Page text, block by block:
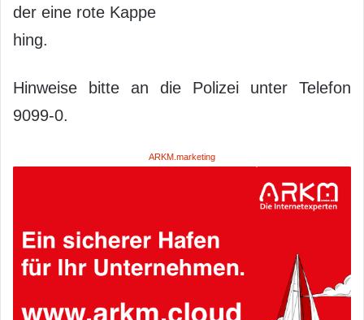
der eine rote Kappe
hing.
Hinweise bitte an die Polizei unter Telefon
9099-0.
ARKM.marketing